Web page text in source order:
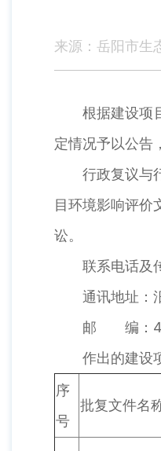
来源：岳阳市生
根据建设项目
定情况予以公告
行政复议与行
目环境影响评价
讼。
联系电话及
通讯地址：汨
邮 编：
作出的建设项
序
号
批复文件名